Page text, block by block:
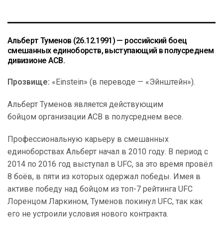
Альберт Туменов (26.12.1991) — российский боец
смешанных единоборств, выступающий в полусреднем
дивизионе ACB.
Прозвище: «Einstein» (в переводе — «Эйнштейн»).
Альберт Туменов является действующим
бойцом организации ACB в полусреднем весе.
Профессиональную карьеру в смешанных
единоборствах Альберт начал в 2010 году. В период с
2014 по 2016 год выступал в UFC, за это время провёл
8 боёв, в пяти из которых одержал победы. Имея в
активе победу над бойцом из топ-7 рейтинга UFC
Лоренцом Ларкином, Туменов покинул UFC, так как
его не устроили условия нового контракта.